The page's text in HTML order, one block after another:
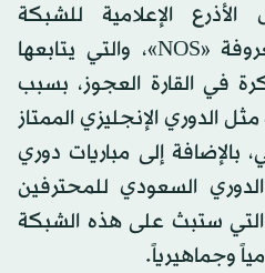
الإعلامية للشبكة
التلفزيونية الأوروبية المعروفة «NOS»، والتي يتابعها
في القارة العجوز، بسبب
الدوري الإنجليزي الممتاز
بالإضافة إلى مباريات دوري
السعودي للمحترفين
ستبث على هذه الشبكة
وجماهيرياً.